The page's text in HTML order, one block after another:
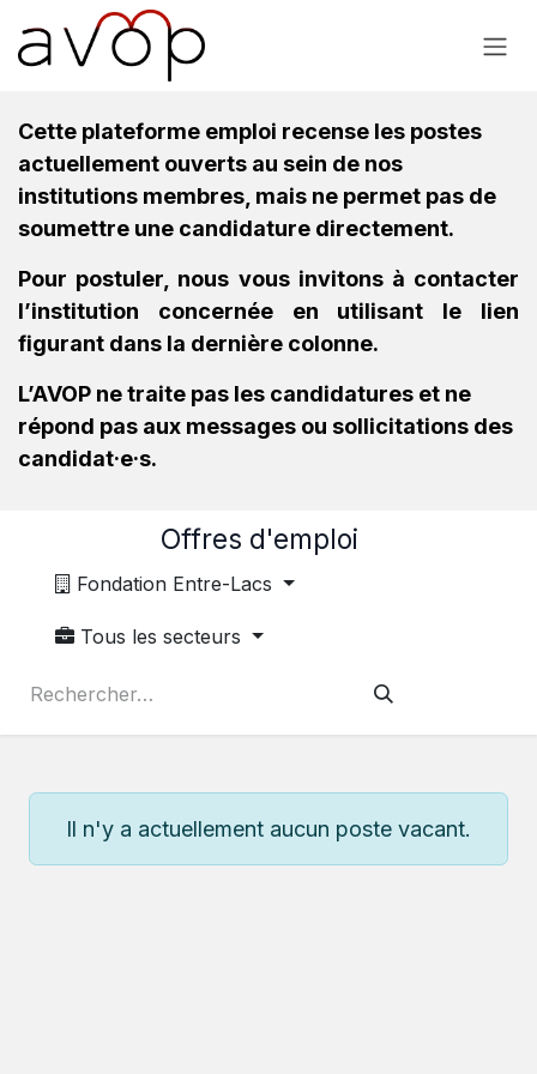
Se rendre au contenu
Cette plateforme emploi recense les postes
actuellement ouverts au sein de nos
institutions membres, mais ne permet pas de
soumettre une candidature directement.
Pour postuler, nous vous invitons à contacter
l’institution concernée en utilisant le lien
figurant dans la dernière colonne.
L’AVOP ne traite pas les candidatures et ne
répond pas aux messages ou sollicitations des
candidat·e·s.
Offres d'emploi
Fondation Entre-Lacs
Tous les secteurs
Il n'y a actuellement aucun poste vacant.